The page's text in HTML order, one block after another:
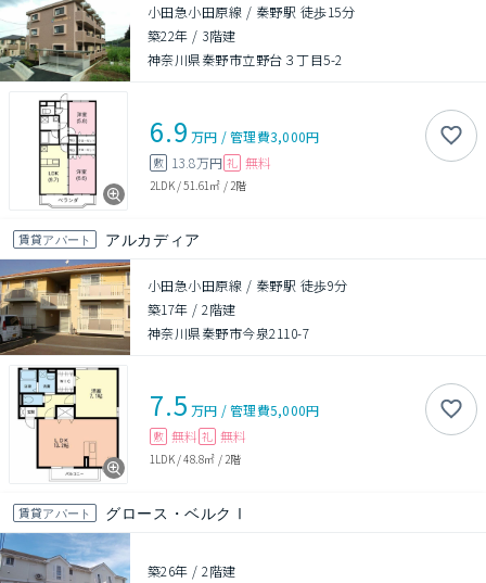
小田急小田原線 / 秦野駅 徒歩15分
築22年 / 3階建
神奈川県秦野市立野台３丁目5-2
6.9 万円 /管理費3,000円
敷 13.8万円 礼 無料
2LDK/51.61㎡ / 2階
賃貸アパート アルカディア
小田急小田原線 / 秦野駅 徒歩9分
築17年 /2階建
神奈川県秦野市今泉2110-7
7.5 万円 /管理費5,000円
敷 無料 礼 無料
1LDK/48.8㎡ / 2階
賃貸アパート グロース・ベルクⅠ
築26年 /2階建